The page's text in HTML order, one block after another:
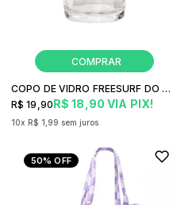
COPO DE VIDRO FREESURF DO MAR PRO BAR
R$ 18,90 VIA PIX!
R$ 19,90
10x R$ 1,99 sem juros
50%OFF